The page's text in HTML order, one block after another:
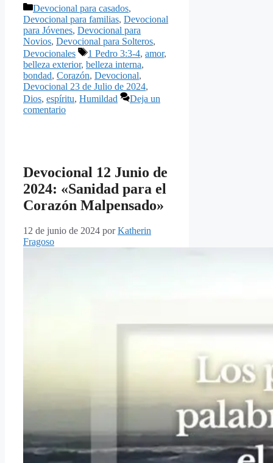
Categorías
Devocional para casados,
Devocional para familias, Devocional
para Jóvenes, Devocional para
Novios, Devocional para Solteros,
Devocionales
Etiquetas
1 Pedro 3:3-4, amor,
belleza exterior, belleza interna,
bondad, Corazón, Devocional,
Devocional 23 de Julio de 2024,
Dios, espíritu, Humildad
Deja un
comentario
Devocional 12 Junio de
2024: «Sanidad para el
Corazón Malpensado»
12 de junio de 2024 porKatherin
Fragoso